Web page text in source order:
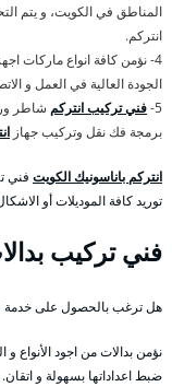
المناطق في الكويت، و يتم
انتركم.
4- نؤمن كافة انواع ماركات
الجودة العالية في العمل و
5- فني تركيب انتركم شاطر
برمجة فك نقل وتركيب جهاز
انتركم باناسونيك الكويت فني
توريد كافة الموديلات أو
فني تركيب
هل ترغب بالحصول على خدمة
نؤمن بدالات من اجود الأنواع
ضبط اعداداتها بسهولة و اتقان.